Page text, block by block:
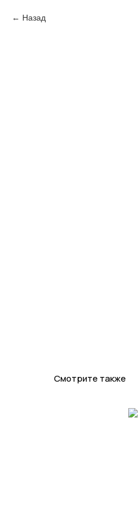
Назад
Смотрите также